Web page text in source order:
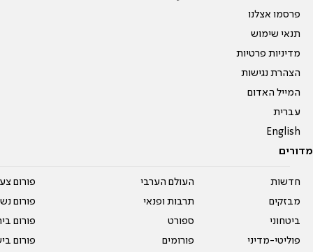
פרסמו אצלנו
תנאי שימוש
מדיניות פרטיות
הצהרת נגישות
המייל האדום
עברית
English
מדורים
חדשות
מבזקים
ביטחוני
פוליטי-מדיני
העולם הערבי
תרבות ופנאי
ספורט
פורומים
פורום
פורום
פורום
פורום